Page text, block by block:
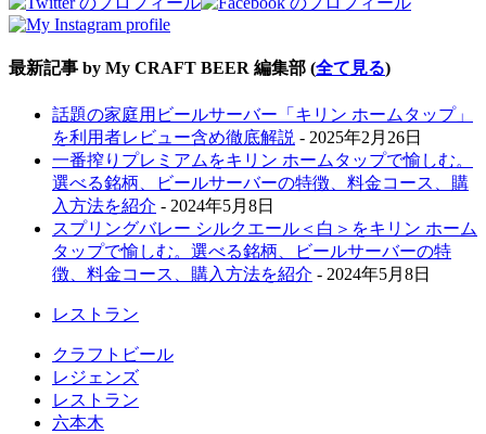
最新記事 by My CRAFT BEER 編集部 (全て見る)
話題の家庭用ビールサーバー「キリン ホームタップ」
を利用者レビュー含め徹底解説 - 2025年2月26日
一番搾りプレミアムをキリン ホームタップで愉しむ。
選べる銘柄、ビールサーバーの特徴、料金コース、購
入方法を紹介 - 2024年5月8日
スプリングバレー シルクエール＜白＞をキリン ホーム
タップで愉しむ。選べる銘柄、ビールサーバーの特
徴、料金コース、購入方法を紹介 - 2024年5月8日
レストラン
クラフトビール
レジェンズ
レストラン
六本木